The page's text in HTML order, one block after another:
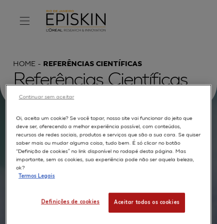
HOME REFERÊNCIAS CIENTÍFICAS
Referências Científicas
Procurar por :
TEXTO COMPLETO MODELOS APLICAÇÕES
AUTORES
Oi, aceita um cookie? Se você topar, nosso site vai funcionar do jeito que
deve ser, oferecendo a melhor experiência possível, com conteúdos,
recursos de redes sociais, produtos e serviços que são a sua cara. Se quiser
saber mais ou mudar alguma coisa, tudo bem. É só clicar no botão
“Definição de cookies” no link disponível no rodapé desta página. Mas
importante, sem os cookies, sua experiência pode não ser aquela beleza,
ok?
Termos Legais
Definições de cookies Aceitar todos os cookies
Continuar sem aceitar